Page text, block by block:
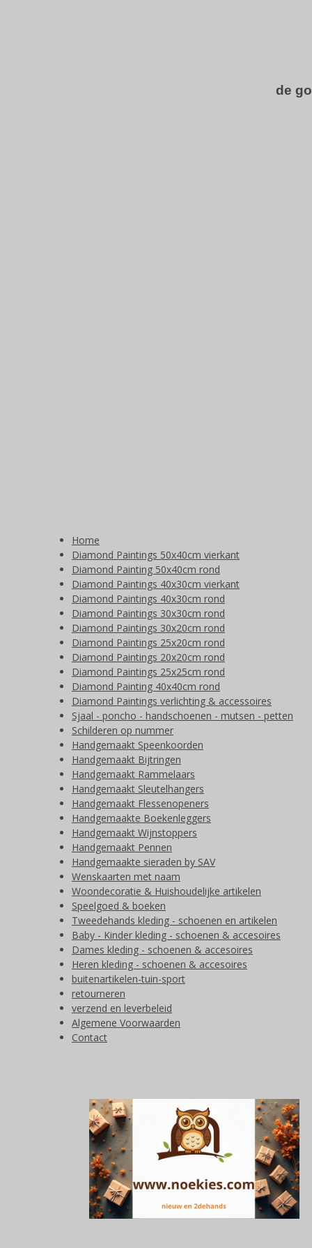
de
Home
Diamond Paintings 50x40cm vierkant
Diamond Painting 50x40cm rond
Diamond Paintings 40x30cm vierkant
Diamond Paintings 40x30cm rond
Diamond Paintings 30x30cm rond
Diamond Paintings 30x20cm rond
Diamond Paintings 25x20cm rond
Diamond Paintings 20x20cm rond
Diamond Paintings 25x25cm rond
Diamond Painting 40x40cm rond
Diamond Paintings verlichting & accessoires
Sjaal - poncho - handschoenen - mutsen - petten
Schilderen op nummer
Handgemaakt Speenkoorden
Handgemaakt Bijtringen
Handgemaakt Rammelaars
Handgemaakt Sleutelhangers
Handgemaakt Flessenopeners
Handgemaakte Boekenleggers
Handgemaakt Wijnstoppers
Handgemaakt Pennen
Handgemaakte sieraden by SAV
Wenskaarten met naam
Woondecoratie & Huishoudelijke artikelen
Speelgoed & boeken
Tweedehands kleding - schoenen en artikelen
Baby - Kinder kleding - schoenen & accesoires
Dames kleding - schoenen & accesoires
Heren kleding - schoenen & accesoires
buitenartikelen-tuin-sport
retourneren
verzend en leverbeleid
Algemene Voorwaarden
Contact